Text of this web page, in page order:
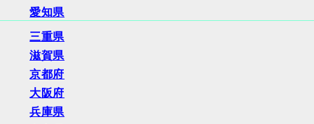
愛知県
三重県
滋賀県
京都府
大阪府
兵庫県